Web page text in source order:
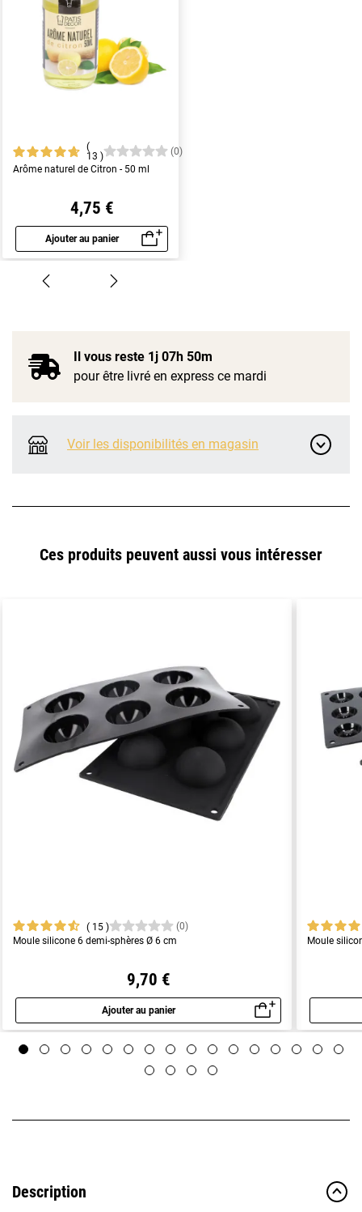
13
(0)
Arôme naturel de Citron - 50 ml
4,75 €
Ajouter au panier
Aperçu rapide
Il vous reste 1j 07h 50m
pour être livré en express ce mardi
Voir les disponibilités en magasin
Ces produits peuvent aussi vous intéresser
15
(0)
Moule silicone 6 demi-sphères Ø 6 cm
9,70 €
Ajouter au panier
Aperçu rapide
Moule
Description